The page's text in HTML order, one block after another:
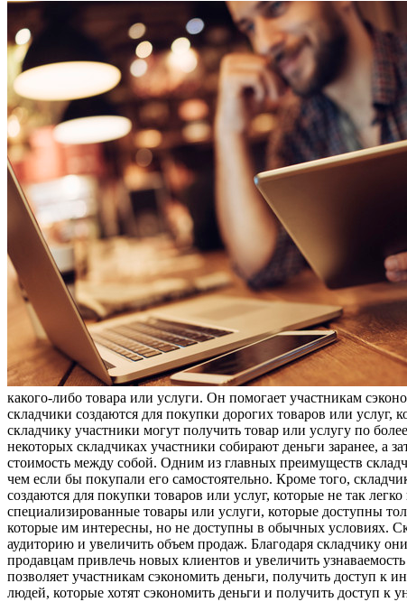
какого-либо товара или услуги. Он помогает участникам
складчики создаются для покупки дорогих товаров или
складчику участники могут получить товар или услугу по
некоторых складчиках участники собирают деньги заранее, а
стоимость между собой. Одним из главных преимуществ
чем если бы покупали его самостоятельно. Кроме того,
создаются для покупки товаров или услуг, которые не так
специализированные товары или услуги, которые доступны
которые им интересны, но не доступны в обычных условиях.
аудиторию и увеличить объем продаж. Благодаря складчику
продавцам привлечь новых клиентов и увеличить
позволяет участникам сэкономить деньги, получить доступ к
людей, которые хотят сэкономить деньги и получить доступ к